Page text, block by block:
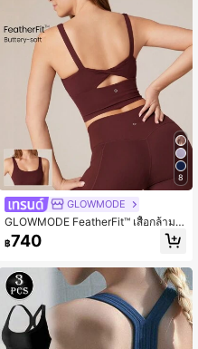
8
GLOWMODE
GLOWMODE FeatherFit™ เสื้อกล้ามกี
ฬา ทวิสต์ด้านหลัง
฿740